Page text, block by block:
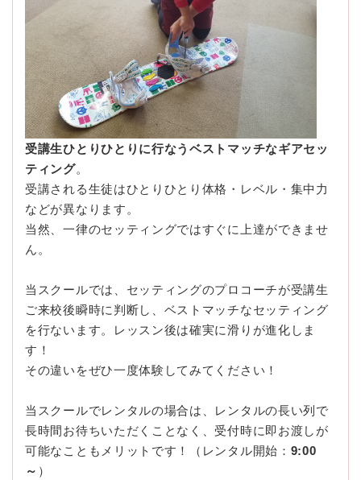
受講生ひとりひとりに行なうベストマッチなギアセッ
ティング。
受講される生徒はひとりひとり体格・レベル・集中力
などが異なります。
当然、一律のセッティングではすぐに上達ができませ
ん。
当スクールでは、セッティングのプロコーチが受講生
ご来校後瞬時に判断し、ベストマッチなセッティング
を行ないます。レッスン後は確実に滑りが進化しま
す！
その違いをぜひ一度体験してみてください！
当スクールでレンタルの場合は、レンタルの長い列で
長時間お待ちいただくことなく、受付時に即お渡しが
可能なこともメリットです！（レンタル開始： 9:00
～ ）